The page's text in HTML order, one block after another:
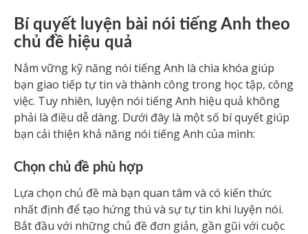
Bí quyết luyện bài nói tiếng Anh theo
chủ đề hiệu quả
Nắm vững kỹ năng nói tiếng Anh là chìa khóa giúp
bạn giao tiếp tự tin và thành công trong học tập, công
việc. Tuy nhiên, luyện nói tiếng Anh hiệu quả không
phải là điều dễ dàng. Dưới đây là một số bí quyết giúp
bạn cải thiện khả năng nói tiếng Anh của mình:
Chọn chủ đề phù hợp
Lựa chọn chủ đề mà bạn quan tâm và có kiến thức
nhất định để tạo hứng thú và sự tự tin khi luyện nói.
Bắt đầu với những chủ đề đơn giản, gần gũi với cuộc